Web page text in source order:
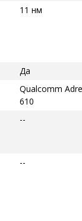
11 нм
Да
Qualcomm
610
--
--